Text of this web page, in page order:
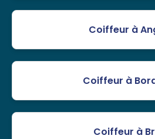
Coiffeur à
Coiffeur à
Coiffeur à